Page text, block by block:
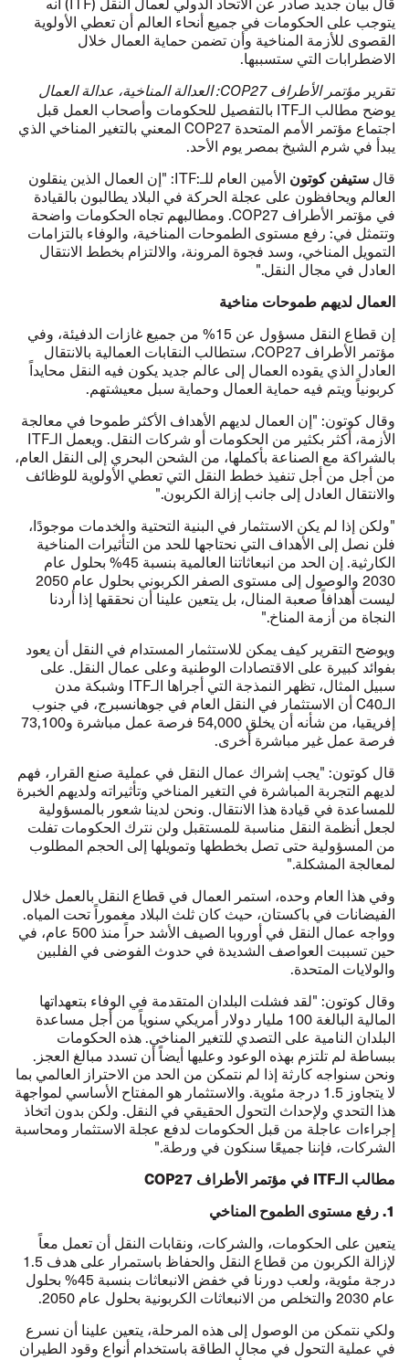
يتوجب على الحكومات في جميع أنحاء العالم أن تعطي الأولوية
القصوى للأزمة المناخية وأن تضمن حماية العمال خلال
الاضطرابات التي ستسببها.
تقرير مؤتمر الأطراف COP27: العدالة المناخية، عدالة العمال
يوضح مطالب الـITF بالتفصيل للحكومات وأصحاب العمل قبل
اجتماع مؤتمر الأمم المتحدة COP27 المعني بالتغير المناخي الذي
يبدأ في شرم الشيخ بمصر يوم الأحد.
قال ستيفن كوتون
الأمين العام للـ:ITF: "إن العمال الذين ينقلون
العالم ويحافظون على عجلة الحركة في البلاد يطالبون بالقيادة
في مؤتمر الأطراف COP27. ومطالبهم تجاه الحكومات واضحة
وتتمثل في: رفع مستوى الطموحات المناخية، والوفاء بالتزامات
التمويل المناخي، وسد فجوة المرونة، والالتزام بخطط الانتقال
العادل في مجال النقل."
العمال لديهم طموحات مناخية
إن قطاع النقل مسؤول عن 15% من جميع غازات الدفيئة، وفي
مؤتمر الأطراف COP27، ستطالب النقابات العمالية بالانتقال
العادل الذي يقوده العمال إلى عالم جديد يكون فيه النقل محايداً
كربونياً ويتم فيه حماية العمال وحماية سبل معيشتهم.
وقال كوتون: "إن العمال لديهم الأهداف الأكثر طموحا في معالجة
الأزمة، أكثر بكثير من الحكومات أو شركات النقل. ويعمل الـITF
بالشراكة مع الصناعة بأكملها، من الشحن البحري إلى النقل العام،
من أجل من أجل تنفيذ خطط النقل التي تعطي الأولوية للوظائف
والانتقال العادل إلى جانب إزالة الكربون."
"ولكن إذا لم يكن الاستثمار في البنية التحتية والخدمات موجودًا،
فلن نصل إلى الأهداف التي نحتاجها للحد من التأثيرات المناخية
الكارثية. إن الحد من انبعاثاتنا العالمية بنسبة 45% بحلول عام
2030 والوصول إلى مستوى الصفر الكربوني بحلول عام 2050
ليست أهدافاً صعبة المنال، بل يتعين علينا أن نحققها إذا أردنا
النجاة من أزمة المناخ."
ويوضح التقرير كيف يمكن للاستثمار المستدام في النقل أن يعود
بفوائد كبيرة على الاقتصادات الوطنية وعلى عمال النقل. على
سبيل المثال، تظهر النمذجة التي أجراها الـITF وشبكة مدن
الـC40 أن الاستثمار في النقل العام في جوهانسبرج، في جنوب
إفريقيا، من شأنه أن يخلق 54,000 فرصة عمل مباشرة و73,100
فرصة عمل غير مباشرة أخرى.
قال كوتون: "يجب إشراك عمال النقل في عملية صنع القرار، فهم
لديهم التجربة المباشرة في التغير المناخي وتأثيراته ولديهم الخبرة
للمساعدة في قيادة هذا الانتقال. ونحن لدينا شعور بالمسؤولية
لجعل أنظمة النقل مناسبة للمستقبل ولن نترك الحكومات تفلت
من المسؤولية حتى تصل بخططها وتمويلها إلى الحجم المطلوب
لمعالجة المشكلة."
وفي هذا العام وحده، استمر العمال في قطاع النقل بالعمل خلال
الفيضانات في باكستان، حيث كان ثلث البلاد مغموراً تحت المياه.
وواجه عمال النقل في أوروبا الصيف الأشد حراً منذ 500 عام، في
حين تسببت العواصف الشديدة في حدوث الفوضى في الفلبين
والولايات المتحدة.
وقال كوتون: "لقد فشلت البلدان المتقدمة في الوفاء بتعهداتها
المالية البالغة 100 مليار دولار أمريكي سنوياً من أجل مساعدة
البلدان النامية على التصدي للتغير المناخي. هذه الحكومات
ببساطة لم تلتزم بهذه الوعود وعليها أيضاً أن تسدد مبالغ العجز.
ونحن سنواجه كارثة إذا لم نتمكن من الحد من الاحتراز العالمي بما
لا يتجاوز 1.5 درجة مئوية. والاستثمار هو المفتاح الأساسي لمواجهة
هذا التحدي ولإحداث التحول الحقيقي في النقل. ولكن بدون اتخاذ
إجراءات عاجلة من قبل الحكومات لدفع عجلة الاستثمار ومحاسبة
الشركات، فإننا جميعًا سنكون في ورطة."
مطالب الـITF في مؤتمر الأطراف COP27
1. رفع مستوى الطموح المناخي
يتعين على الحكومات، والشركات، ونقابات النقل أن تعمل معاً
لإزالة الكربون من قطاع النقل والحفاظ باستمرار على هدف 1.5
درجة مئوية، ولعب دورنا في خفض الانبعاثات بنسبة 45% بحلول
عام 2030 والتخلص من الانبعاثات الكربونية بحلول عام 2050.
ولكي نتمكن من الوصول إلى هذه المرحلة، يتعين علينا أن نسرع
في عملية التحول في مجال الطاقة باستخدام أنواع وقود الطيران